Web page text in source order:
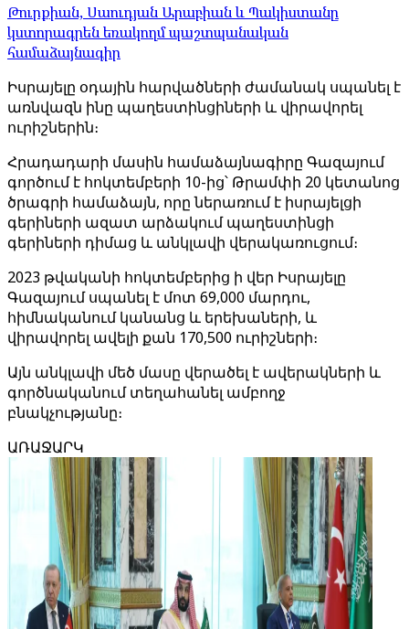
Թուրքիան, Սաուդյան Արաբիան և Պակիստանը
կստորագրեն եռակողմ պաշտպանական
համաձայնագիր
Իսրայելը օդային հարվածների ժամանակ սպանել է
առնվազն ինը պաղեստինցիների և վիրավորել
ուրիշներին։
Հրադադարի մասին համաձայնագիրը Գազայում
գործում է հոկտեմբերի 10-ից՝ Թրամփի 20 կետանոց
ծրագրի համաձայն, որը ներառում է իսրայելցի
գերիների ազատ արձակում պաղեստինցի
գերիների դիմաց և անկլավի վերակառուցում։
2023 թվականի հոկտեմբերից ի վեր Իսրայելը
Գազայում սպանել է մոտ 69,000 մարդու,
հիմնականում կանանց և երեխաների, և
վիրավորել ավելի քան 170,500 ուրիշների։
Այն անկլավի մեծ մասը վերածել է ավերակների և
գործնականում տեղահանել ամբողջ
բնակչությանը։
ԱՌԱՋԱՐԿ